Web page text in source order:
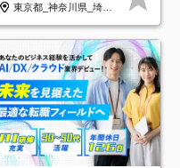
東京都_神奈川県_埼玉県_千葉県_大阪府_愛知県_北海道_青森県_岩手県_宮城県_秋田県_山形県_福島県_茨城県_栃木県_群馬県_新潟県_山梨県_長野県_富山県_石川県_福井県_静岡県_岐阜県_三重県_兵庫県_京都府_滋賀県_奈良県_和歌山県_広島県_岡山県_鳥取県_島根県_山口県_徳島県_香川県_愛媛県_高知県_福岡県_熊本県_佐賀県_長崎県_大分県_宮崎県_鹿児島県_沖縄県